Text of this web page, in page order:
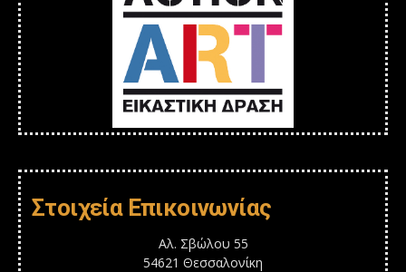
Στοιχεία Επικοινωνίας
Αλ. Σβώλου 55
54621 Θεσσαλονίκη